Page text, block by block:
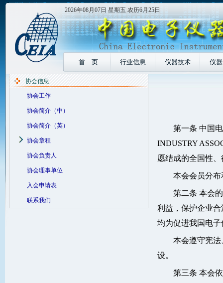
2026年08月07日 星期五 农历6月25日
首 页 行业信息 仪器技术 仪
协会信息
协会工作
协会简介（中）
协会简介（英）
协会章程
协会负责人
协会理事单位
入会申请表
联系我们
第一条 中国
INDUSTRY
愿结成的全国性
本会会员分
第二条 本会
利益，保护企业
均为促进我国电
本会遵守宪
设。
第三条 本会